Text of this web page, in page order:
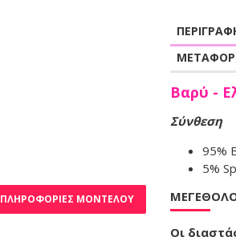
ΠΛΗΡΟΦΟΡΊΕΣ ΜΟΝΤΈΛΟΥ
Βαρύ -
Σύνθεση
95%
5%
Οι